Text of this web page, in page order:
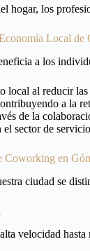
hogar, los
Local de
a los
local al reducir
a la
de la
el sector de
Coworking en
ciudad se
velocidad